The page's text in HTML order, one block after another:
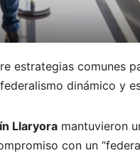
estrategias comunes
dinámico y
Llaryora mantuvieron
con un